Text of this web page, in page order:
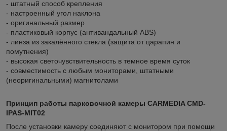
- штатный способ крепления
- настроенный угол наклона
- оригинальный размер
- пластиковый корпус (антивандальный ABS)
- линза из закалённого стекла (защита от царапин и
помутнения)
- высокая светочувствительность в темное время суток
- совместимость с любым мониторами, штатными
(неоригинальными) магнитолами
Принцип работы парковочной камеры CARMEDIA CMD-
IPAS-MIT02
После установки камеру соединяют с монитором при помощи